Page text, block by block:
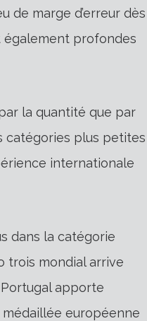
de marge d’erreur dès
également profondes
la quantité que par
catégories plus petites
internationale
dans la catégorie
trois mondial arrive
Portugal apporte
européenne